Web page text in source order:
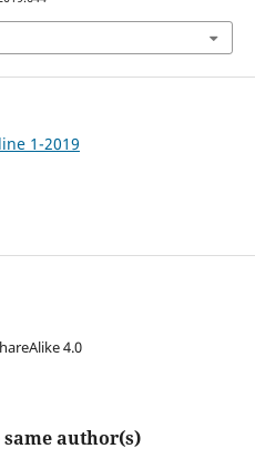
1-2019
4.0
author(s)